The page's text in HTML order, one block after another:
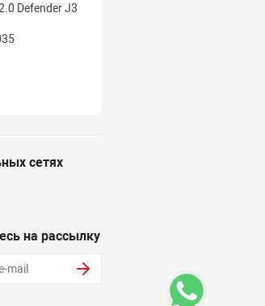
Defender J3
сетях
на рассылку